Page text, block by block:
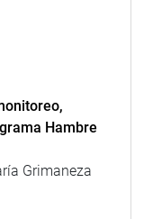
Hambre
Grimaneza